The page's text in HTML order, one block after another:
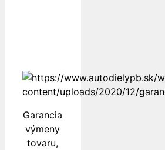
Garancia
výmeny
tovaru,